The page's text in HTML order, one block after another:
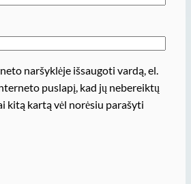
naršyklėje išsaugoti vardą, el.
puslapį, kad jų nebereiktų
kitą kartą vėl norėsiu parašyti